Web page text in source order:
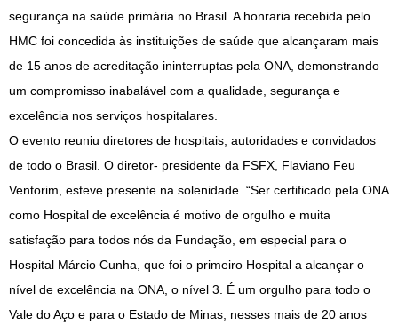
segurança na saúde primária no Brasil. A honraria recebida pelo
HMC foi concedida às instituições de saúde que alcançaram mais
de 15 anos de acreditação ininterruptas pela ONA, demonstrando
um compromisso inabalável com a qualidade, segurança e
excelência nos serviços hospitalares.
O evento reuniu diretores de hospitais, autoridades e convidados
de todo o Brasil. O diretor- presidente da FSFX, Flaviano Feu
Ventorim, esteve presente na solenidade. “Ser certificado pela ONA
como Hospital de excelência é motivo de orgulho e muita
satisfação para todos nós da Fundação, em especial para o
Hospital Márcio Cunha, que foi o primeiro Hospital a alcançar o
nível de excelência na ONA, o nível 3. É um orgulho para todo o
Vale do Aço e para o Estado de Minas, nesses mais de 20 anos